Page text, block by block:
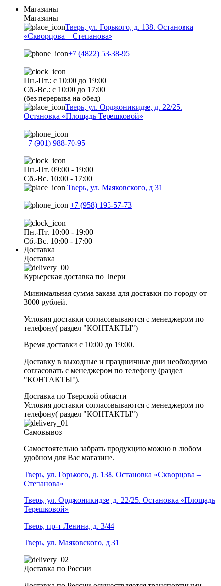
Магазины
Магазины
Тверь, ул. Горького, д. 138. Остановка
«Скворцова – Степанова»
+7 (4822) 53-38-95
Пн.-Пт.: с 10:00 до 19:00
Сб.-Вс.: с 10:00 до 17:00
(без перерыва на обед)
Тверь, ул. Орджоникидзе, д. 22/25.
Остановка «Площадь Терешковой»
+7 (901) 988-70-95
Пн.-Пт. 09:00 - 19:00
Сб.-Вс. 10:00 - 17:00
Тверь, ул. Маяковского, д 31
+7 (958) 193-57-73
Пн.-Пт. 10:00 - 19:00
Сб.-Вс. 10:00 - 17:00
Доставка
Доставка
Курьерская доставка по Твери
Минимальная сумма заказа для доставки по городу от
3000 рублей.
Условия доставки согласовываются с менеджером по
телефону( раздел "КОНТАКТЫ")
Время доставки с 10:00 до 19:00.
Доставку в выходные и праздничные дни необходимо
согласовать с менеджером по телефону (раздел
"КОНТАКТЫ").
Доставка по Тверской области
Условия доставки согласовываются с менеджером по
телефону( раздел "КОНТАКТЫ")
Самовывоз
Самостоятельно забрать продукцию можно в любом
удобном для Вас магазине.
Тверь, ул. Горького, д. 138. Остановка «Скворцова –
Степанова»
Тверь, ул. Орджоникидзе, д. 22/25. Остановка «Площадь
Терешковой»
Тверь, пр-т Ленина, д. 3/44
Тверь, ул. Маяковского, д 31
Доставка по России